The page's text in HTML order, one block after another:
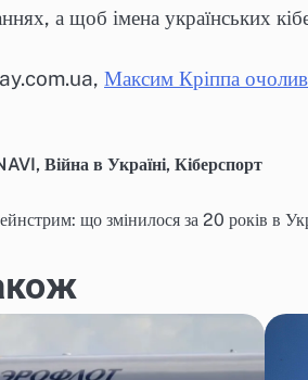
а щоб імена українських
Максим Кріппа
, Війна в Україні, Кіберспорт
що змінилося за 20 років в